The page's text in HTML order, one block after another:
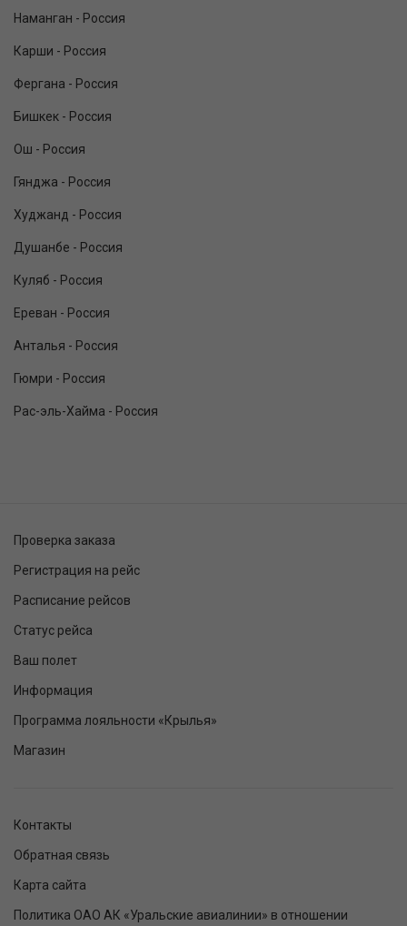
Наманган - Россия
Карши - Россия
Фергана - Россия
Бишкек - Россия
Ош - Россия
Гянджа - Россия
Худжанд - Россия
Душанбе - Россия
Куляб - Россия
Ереван - Россия
Анталья - Россия
Гюмри - Россия
Рас-эль-Хайма - Россия
Проверка заказа
Регистрация на рейс
Расписание рейсов
Статус рейса
Ваш полет
Информация
Программа лояльности «Крылья»
Магазин
Контакты
Обратная связь
Карта сайта
Политика ОАО АК «Уральские авиалинии» в отношении